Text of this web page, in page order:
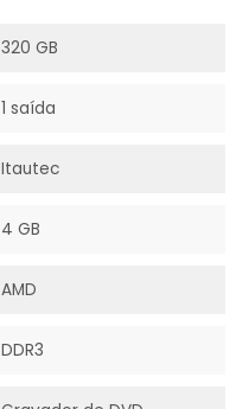
320 GB
1 saída
Itautec
4 GB
AMD
DDR3